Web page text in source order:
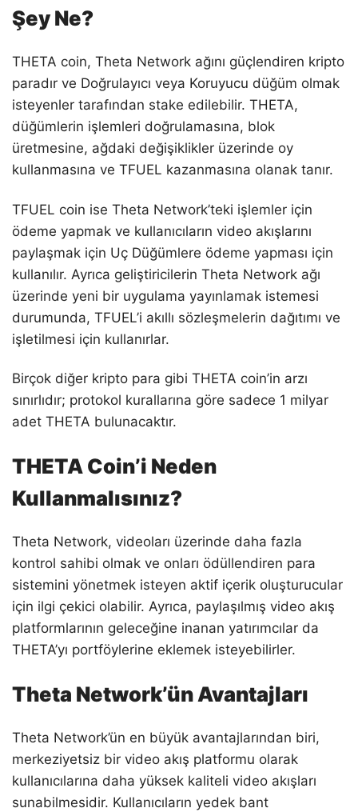
Şey Ne?
THETA coin, Theta Network ağını güçlendiren kripto
paradır ve Doğrulayıcı veya Koruyucu düğüm olmak
isteyenler tarafından stake edilebilir. THETA,
düğümlerin işlemleri doğrulamasına, blok
üretmesine, ağdaki değişiklikler üzerinde oy
kullanmasına ve TFUEL kazanmasına olanak tanır.
TFUEL coin ise Theta Network’teki işlemler için
ödeme yapmak ve kullanıcıların video akışlarını
paylaşmak için Uç Düğümlere ödeme yapması için
kullanılır. Ayrıca geliştiricilerin Theta Network ağı
üzerinde yeni bir uygulama yayınlamak istemesi
durumunda, TFUEL’i akıllı sözleşmelerin dağıtımı ve
işletilmesi için kullanırlar.
Birçok diğer kripto para gibi THETA coin’in arzı
sınırlıdır; protokol kurallarına göre sadece 1 milyar
adet THETA bulunacaktır.
THETA Coin’i Neden
Kullanmalısınız?
Theta Network, videoları üzerinde daha fazla
kontrol sahibi olmak ve onları ödüllendiren para
sistemini yönetmek isteyen aktif içerik oluşturucular
için ilgi çekici olabilir. Ayrıca, paylaşılmış video akış
platformlarının geleceğine inanan yatırımcılar da
THETA’yı portföylerine eklemek isteyebilirler.
Theta Network’ün Avantajları
Theta Network’ün en büyük avantajlarından biri,
merkeziyetsiz bir video akış platformu olarak
kullanıcılarına daha yüksek kaliteli video akışları
sunabilmesidir. Kullanıcıların yedek bant